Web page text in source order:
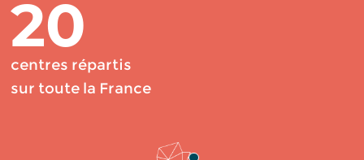
20
centres répartis
sur toute la France